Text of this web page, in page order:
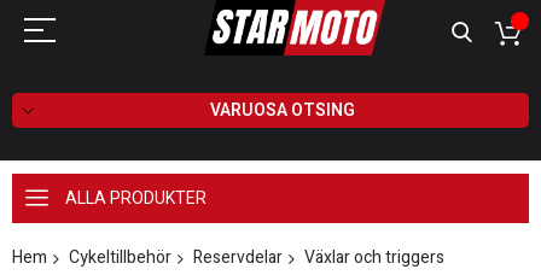
VARUOSA OTSING
ALLA PRODUKTER
Hem Cykeltillbehör Reservdelar Växlar och triggers